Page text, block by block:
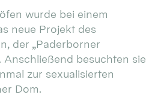
wurde bei einem
neue Projekt des
der „Paderborner
Anschließend besuchten sie
zur sexualisierten
Dom.